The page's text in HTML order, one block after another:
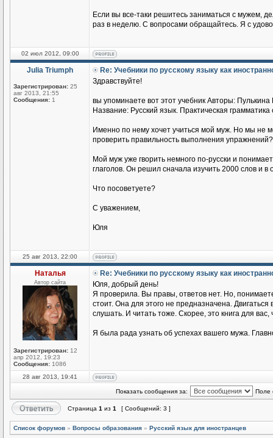
Если вы все-таки решитесь заниматься с мужем,
раз в неделю. С вопросами обращайтесь. Я с
02 июл 2012, 09:00
Julia Triumph
Зарегистрирован: 25
авг 2013, 21:55
Сообщения: 1
Re: Учебники по русскому языку как
Здравствуйте!
вы упоминаете вот этот учебник Авторы:
Название: Русский язык. Практическая
Именно по нему хочет учиться мой муж. Но мы не
проверить правильность выполнения упражнений?
Мой муж уже гворить немного по-русски и
глаголов. Он решил сначала изучить 2000 слов и
Что посоветуете?
С уважением,
Юля
25 авг 2013, 22:00
Наталья
Автор сайта
Зарегистрирован: 12
апр 2012, 19:23
Сообщения: 1086
Re: Учебники по русскому языку как
Юля, добрый день!
Я проверила. Вы правы, ответов нет. Но,
стоит. Она для этого не предназначена.
слушать. И читать тоже. Скорее, это книга для
Я была рада узнать об успехах вашего мужа.
28 авг 2013, 19:41
Показать сообщения за: Поле
Страница 1 из 1 [ Сообщений: 3 ]
Список форумов » Вопросы образования » Русский язык для иностранцев